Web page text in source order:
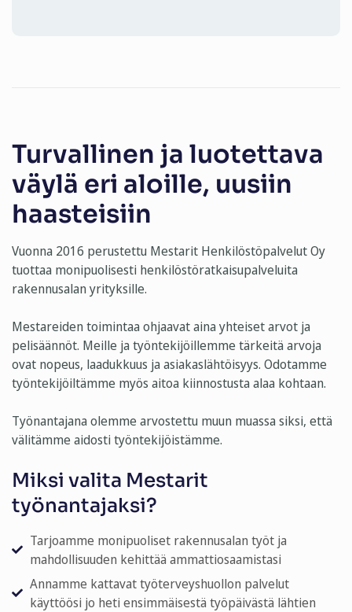
Turvallinen ja luotettava
väylä eri aloille, uusiin
haasteisiin
Vuonna 2016 perustettu Mestarit Henkilöstöpalvelut Oy
tuottaa monipuolisesti henkilöstöratkaisupalveluita
rakennusalan yrityksille.
Mestareiden toimintaa ohjaavat aina yhteiset arvot ja
pelisäännöt. Meille ja työntekijöillemme tärkeitä arvoja
ovat nopeus, laadukkuus ja asiakaslähtöisyys. Odotamme
työntekijöiltämme myös aitoa kiinnostusta alaa kohtaan.
Työnantajana olemme arvostettu muun muassa siksi, että
välitämme aidosti työntekijöistämme.
Miksi valita Mestarit
työnantajaksi?
Tarjoamme monipuoliset rakennusalan työt ja
mahdollisuuden kehittää ammattiosaamistasi
Annamme kattavat työterveyshuollon palvelut
käyttöösi jo heti ensimmäisestä työpäivästä lähtien